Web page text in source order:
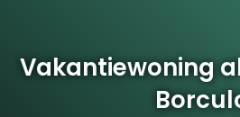
Vakantiewoning